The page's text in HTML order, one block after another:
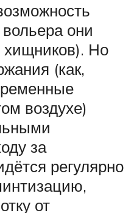
они
хищников). Но
(как,
воздухе)
за
регулярно
от